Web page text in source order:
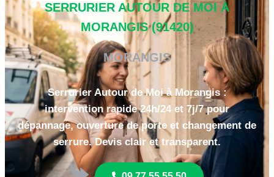
SERRURIER AUTOUR DE MOI À
MORANGIS (91420)
MORANGIS
Serrurier Autour de Moi à Morangis :
intervention rapide 24h/24 et 7j/7 pour
dépannage, ouverture de porte et changement de
serrure. Devis clair et transparent.